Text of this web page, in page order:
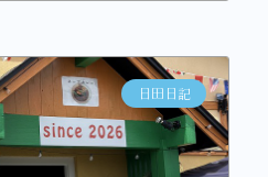
日田日記